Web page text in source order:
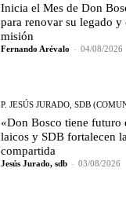
Inicia el Mes de Don
para renovar su legado y
misión
Fernando Arévalo - 04/08/2026
P. JESÚS JURADO, SDB
«Don Bosco tiene futuro
laicos y SDB fortalecen
compartida
Jesús Jurado, sdb - 03/08/2026